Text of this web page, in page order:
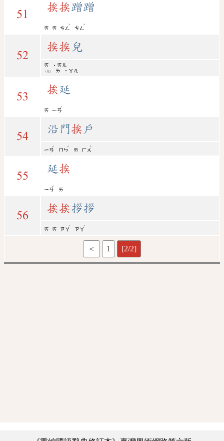
51
挨挨蹭蹭
ㄞ ㄞ ㄘㄥ
ˋ
ㄘㄥ
ˋ
52
挨挨 兒
ㄞ ˙ㄞㄦ
(變) ㄞ ˙ㄚㄦ
53
挨延
ㄞ ㄧㄢ
ˊ
54
沿門挨 戶
ㄧㄢ
ˊ
ㄇㄣ
ˊ
ㄞ ㄏㄨ
ˋ
55
延挨
ㄧㄢ
ˊ
ㄞ
56
挨挨拶拶
ㄞ ㄞ ㄗㄚ
ˊ
ㄗㄚ
ˊ
＜ 1 [2/2]